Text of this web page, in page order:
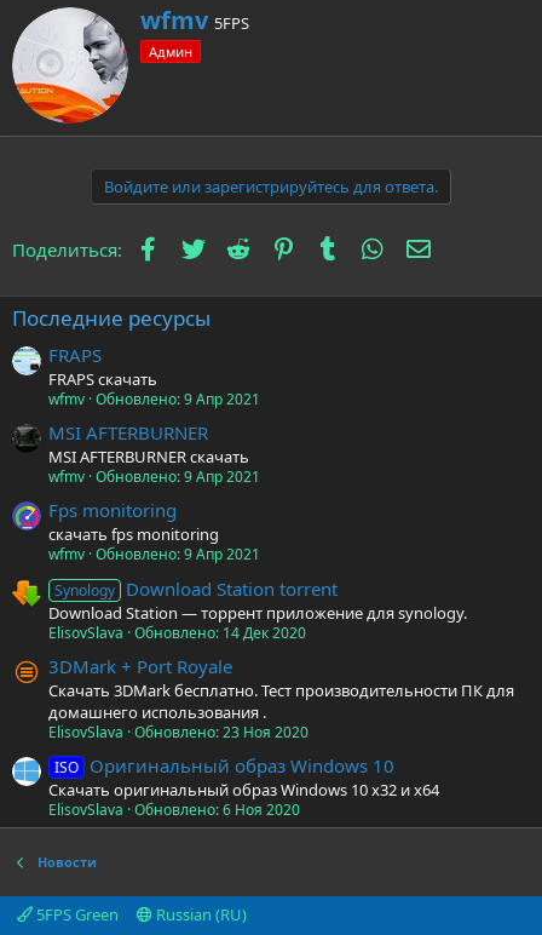
А
в
т
wfmv 5FPS
Админ
Войдите или зарегистрируйтесь для ответа.
Поделиться: Facebook
Twitter Reddit PinterestTumblr WhatsApp
Последние ресурсы
FRAPS
FRAPS скачать
wfmv Обновлено:9 Апр 2021
MSI AFTERBURNER
MSI AFTERBURNER скачать
wfmv Обновлено:9 Апр 2021
Fps monitoring
скачать fps monitoring
wfmv Обновлено:9 Апр 2021
Synology Download Station torrent
Download Station — торрент приложение для synology.
ElisovSlava Обновлено: 14 Дек 2020
3DMark + Port Royale
Скачать 3DMark бесплатно. Тест производительности ПК для
домашнего использования .
ElisovSlava Обновлено:23 Ноя 2020
ISO Оригинальный образ Windows 10
Скачать оригинальный образ Windows 10 x32 и x64
ElisovSlava Обновлено:6 Ноя 2020
Новости
5FPS Green Russian (RU)